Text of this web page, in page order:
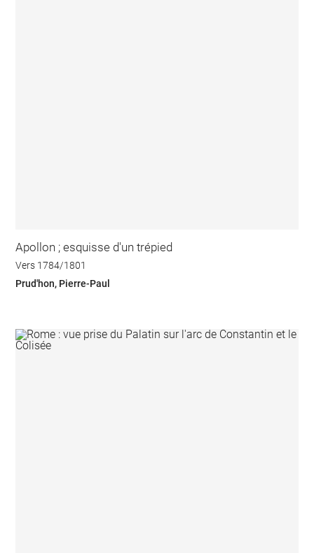
Apollon ; esquisse d'un trépied
Vers 1784/1801
Prud'hon, Pierre-Paul